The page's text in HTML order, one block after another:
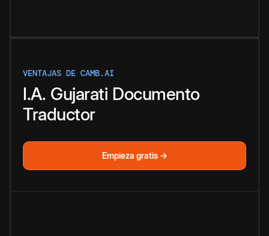
VENTAJAS DE CAMB.AI
I.A. Gujarati Documento
Traductor
Empieza gratis →